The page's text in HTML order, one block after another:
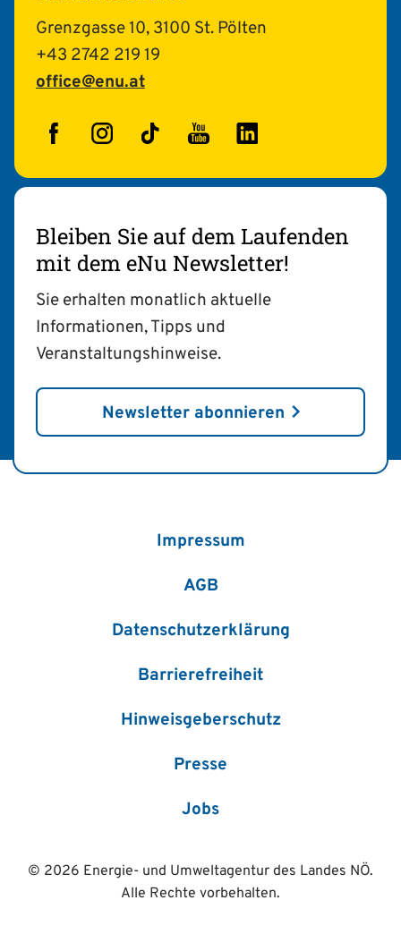
Grenzgasse 10, 3100 St. Pölten
+43 2742 219 19
office@enu.at
FacebookInstagram
TikTokYouTubeLinkedIn
Bleiben Sie auf dem Laufenden
mit dem eNu Newsletter!
Sie erhalten monatlich aktuelle
Informationen, Tipps und
Veranstaltungshinweise.
Newsletter abonnieren
Impressum
AGB
Datenschutzerklärung
Barrierefreiheit
Hinweisgeberschutz
Presse
Jobs
© 2026 Energie- und Umweltagentur des Landes NÖ.
Alle Rechte vorbehalten.